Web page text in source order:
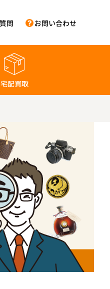
問 お問い合わせ
宅配買取